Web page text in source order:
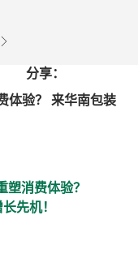
分享：
体验？ 来华南包装
消费体验？
先机！